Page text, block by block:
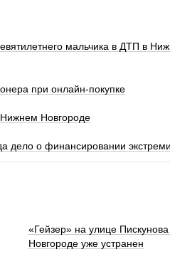
мальчика в ДТП в
при онлайн-покупке
Новгороде
дело о финансировании
«Гейзер» на улице
Новгороде уже устранен